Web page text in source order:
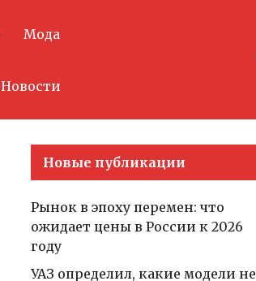
Мода
Новости
Новые публикации
Рынок в эпоху перемен: что
ожидает цены в России к 2026
году
УАЗ определил, какие модели не